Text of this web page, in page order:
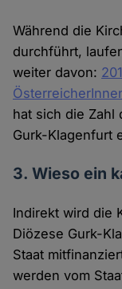
Während die
durchführt,
weiter davon:
hat sich die Zahl
Gurk-Klagenfurt
3. Wieso ein
Indirekt wird die
Diözese Gurk-
Staat
werden vom